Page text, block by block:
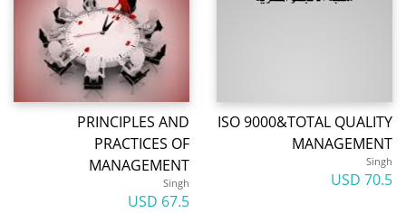
ISO 9000&TOTAL QUALITY
MANAGEMENT
Singh
70.5 USD
PRINCIPLES AND
PRACTICES OF
MANAGEMENT
Singh
67.5 USD